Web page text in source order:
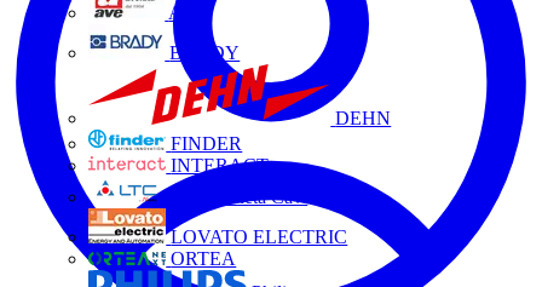
AVE
BRADY
DEHN
FINDER
INTERACT
La Triveneta Cavi
LOVATO ELECTRIC
ORTEA